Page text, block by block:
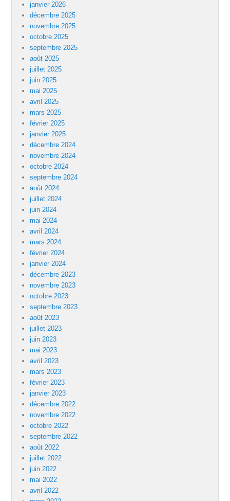
janvier 2026
décembre 2025
novembre 2025
octobre 2025
septembre 2025
août 2025
juillet 2025
juin 2025
mai 2025
avril 2025
mars 2025
février 2025
janvier 2025
décembre 2024
novembre 2024
octobre 2024
septembre 2024
août 2024
juillet 2024
juin 2024
mai 2024
avril 2024
mars 2024
février 2024
janvier 2024
décembre 2023
novembre 2023
octobre 2023
septembre 2023
août 2023
juillet 2023
juin 2023
mai 2023
avril 2023
mars 2023
février 2023
janvier 2023
décembre 2022
novembre 2022
octobre 2022
septembre 2022
août 2022
juillet 2022
juin 2022
mai 2022
avril 2022